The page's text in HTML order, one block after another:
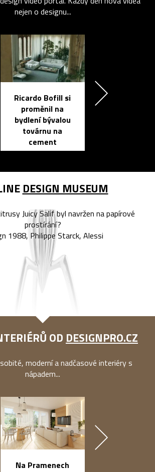
nejen o designu...
Ricardo Bofill si
proměnil na
bydlení bývalou
továrnu na
cement
DESIGN MUSEUM
Juicy Salif byl navržen na papírové
prostírání?
1988, Philippe Starck, Alessi
OD DESIGNPRO.CZ
moderní a nadčasové interiéry s
nápadem...
Na Pramenech